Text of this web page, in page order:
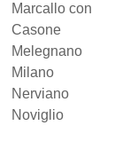
Marcallo con
Casone
Melegnano
Milano
Nerviano
Noviglio